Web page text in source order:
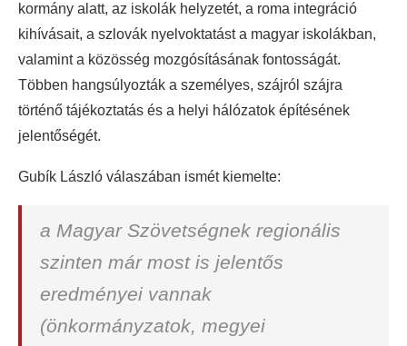
kormány alatt, az iskolák helyzetét, a roma integráció
kihívásait, a szlovák nyelvoktatást a magyar iskolákban,
valamint a közösség mozgósításának fontosságát.
Többen hangsúlyozták a személyes, szájról szájra
történő tájékoztatás és a helyi hálózatok építésének
jelentőségét.
Gubík László válaszában ismét kiemelte:
a Magyar Szövetségnek regionális
szinten már most is jelentős
eredményei vannak
(önkormányzatok, megyei